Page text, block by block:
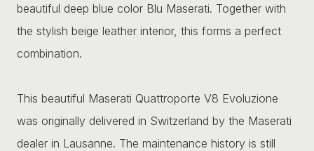
beautiful deep blue color Blu Maserati. Together with
the stylish beige leather interior, this forms a perfect
combination.
This beautiful Maserati Quattroporte V8 Evoluzione
was originally delivered in Switzerland by the Maserati
dealer in Lausanne. The maintenance history is still